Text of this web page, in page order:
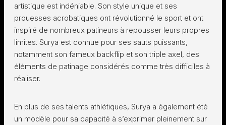
artistique est indéniable. Son style unique et ses
prouesses acrobatiques ont révolutionné le sport et ont
inspiré de nombreux patineurs à repousser leurs propres
limites. Surya est connue pour ses sauts puissants,
notamment son fameux backflip et son triple axel, des
éléments de patinage considérés comme très difficiles à
réaliser.
En plus de ses talents athlétiques, Surya a également été
un modèle pour sa capacité à s’exprimer pleinement sur